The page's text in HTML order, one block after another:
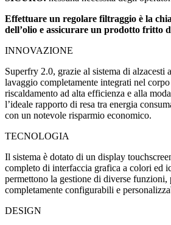
Effettuare un regolare filtraggio è la
dell’olio e assicurare un prodotto fritto
INNOVAZIONE
Superfry 2.0, grazie al sistema di alzacesti
lavaggio completamente integrati nel
riscaldamento ad alta efficienza e alla
l’ideale rapporto di resa tra energia
con un notevole risparmio economico.
TECNOLOGIA
Il sistema è dotato di un display
completo di interfaccia grafica a colori ed
permettono la gestione di diverse funzioni,
completamente configurabili e
DESIGN